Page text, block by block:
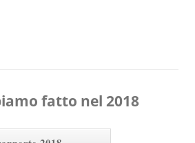
fatto nel 2018